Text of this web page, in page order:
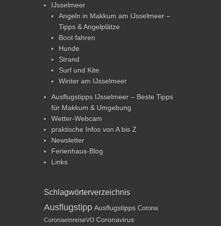
IJsselmeer
Angeln in Makkum am IJsselmeer –
Tipps & Angelplätze
Boot fahren
Hunde
Strand
Surf und Kite
Winter am IJsselmeer
Ausflugstipps IJsselmeer – Beste Tipps
für Makkum & Umgebung
Wetter-Webcam
praktische Infos von A bis Z
Newsletter
Ferienhaus-Blog
Links
Schlagwörterverzeichnis
Ausflugstipp Ausflugstipps Corona
CoronaeinreiseVO Coronavirus